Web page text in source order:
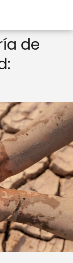
de